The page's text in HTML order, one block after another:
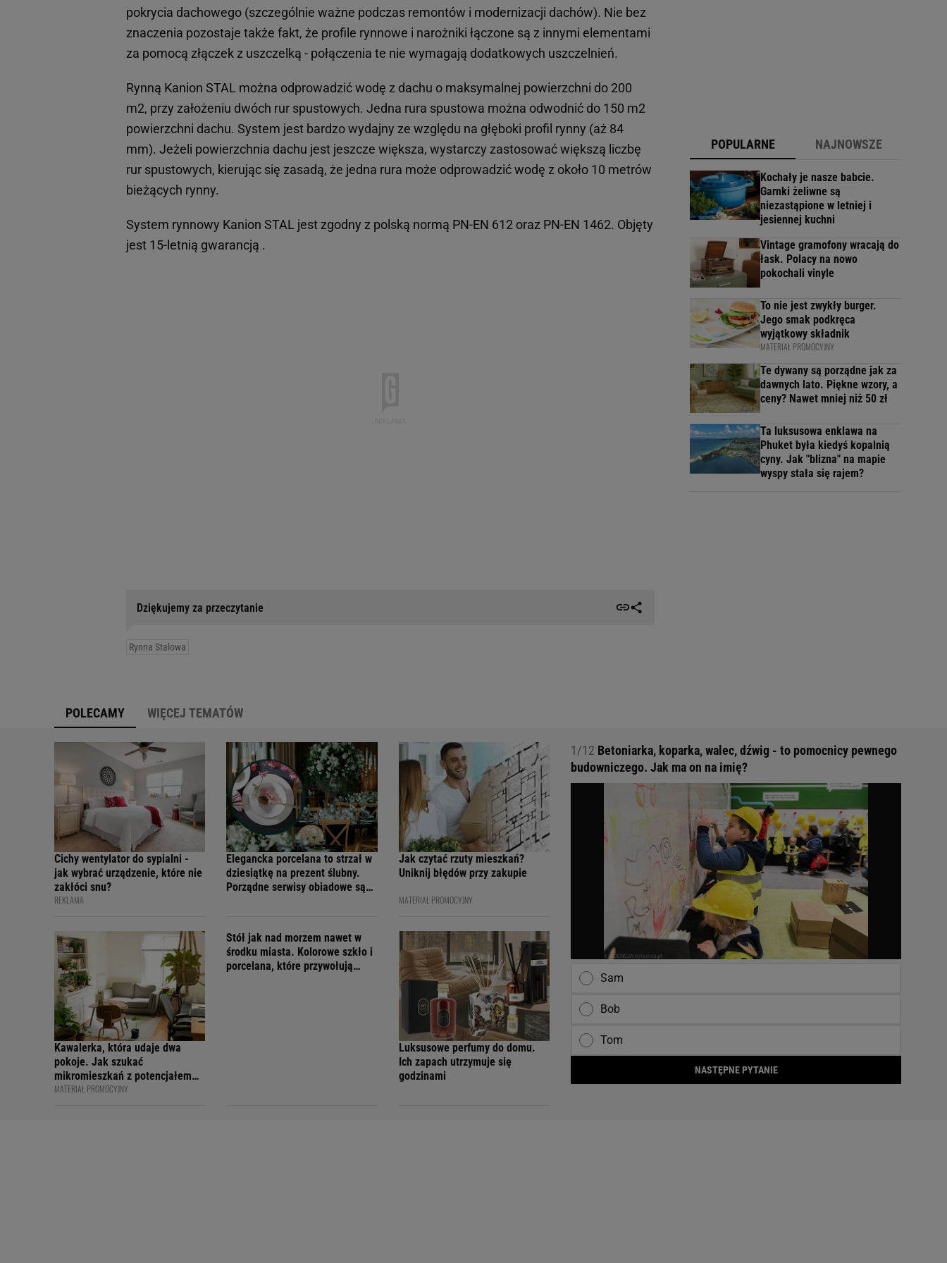
pokrycia dachowego (szczególnie ważne podczas remontów i modernizacji dachów). Nie bez
znaczenia pozostaje także fakt, że profile rynnowe i narożniki łączone są z innymi elementami
za pomocą złączek z uszczelką - połączenia te nie wymagają dodatkowych uszczelnień.
Rynną Kanion STAL można odprowadzić wodę z dachu o maksymalnej powierzchni do 200
m2, przy założeniu dwóch rur spustowych. Jedna rura spustowa można odwodnić do 150 m2
powierzchni dachu. System jest bardzo wydajny ze względu na głęboki profil rynny (aż 84
mm). Jeżeli powierzchnia dachu jest jeszcze większa, wystarczy zastosować większą liczbę
rur spustowych, kierując się zasadą, że jedna rura może odprowadzić wodę z około 10 metrów
bieżących rynny.
System rynnowy Kanion STAL jest zgodny z polską normą PN-EN 612 oraz PN-EN 1462. Objęty
jest 15-letnią gwarancją .
Dziękujemy za przeczytanie
Rynna Stalowa
POPULARNE NAJNOWSZE
Kochały je nasze babcie.
Garnki żeliwne są
niezastąpione w letniej i
jesiennej kuchni
Vintage gramofony wracają do
łask. Polacy na nowo
pokochali vinyle
To nie jest zwykły burger.
Jego smak podkręca
wyjątkowy składnik
MATERIAŁ PROMOCYJNY
Te dywany są porządne jak za
dawnych lato. Piękne wzory, a
ceny? Nawet mniej niż 50 zł
Ta luksusowa enklawa na
Phuket była kiedyś kopalnią
cyny. Jak "blizna" na mapie
wyspy stała się rajem?
POLECAMY WIĘCEJ TEMATÓW
Cichy wentylator do sypialni -
jak wybrać urządzenie, które nie
zakłóci snu?
REKLAMA
Elegancka porcelana to strzał w
dziesiątkę na prezent ślubny.
Porządne serwisy obiadowe są
Jak czytać rzuty mieszkań?
Uniknij błędów przy zakupie
MATERIAŁ PROMOCYJNY
Kawalerka, która udaje dwa
pokoje. Jak szukać
mikromieszkań z potencjałem
na sprytny podział?
MATERIAŁ PROMOCYJNY
Stół jak nad morzem nawet w
środku miasta. Kolorowe szkło i
porcelana, które przywołują
Luksusowe perfumy do domu.
Ich zapach utrzymuje się
godzinami
1/12 Betoniarka, koparka, walec, dźwig - to pomocnicy pewnego
budowniczego. Jak ma on na imię?
Sam
Bob
Tom
NASTĘPNE PYTANIE